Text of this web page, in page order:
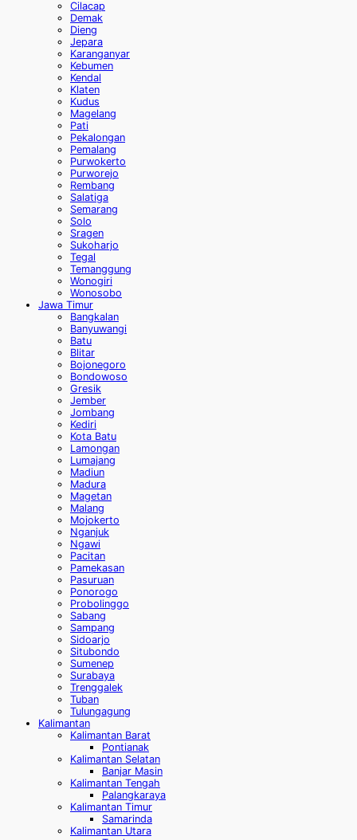
Cilacap
Demak
Dieng
Jepara
Karanganyar
Kebumen
Kendal
Klaten
Kudus
Magelang
Pati
Pekalongan
Pemalang
Purwokerto
Purworejo
Rembang
Salatiga
Semarang
Solo
Sragen
Sukoharjo
Tegal
Temanggung
Wonogiri
Wonosobo
Jawa Timur
Bangkalan
Banyuwangi
Batu
Blitar
Bojonegoro
Bondowoso
Gresik
Jember
Jombang
Kediri
Kota Batu
Lamongan
Lumajang
Madiun
Madura
Magetan
Malang
Mojokerto
Nganjuk
Ngawi
Pacitan
Pamekasan
Pasuruan
Ponorogo
Probolinggo
Sabang
Sampang
Sidoarjo
Situbondo
Sumenep
Surabaya
Trenggalek
Tuban
Tulungagung
Kalimantan
Kalimantan Barat
Pontianak
Kalimantan Selatan
Banjar Masin
Kalimantan Tengah
Palangkaraya
Kalimantan Timur
Samarinda
Kalimantan Utara